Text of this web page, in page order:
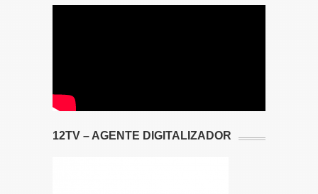
12TV – AGENTE DIGITALIZADOR